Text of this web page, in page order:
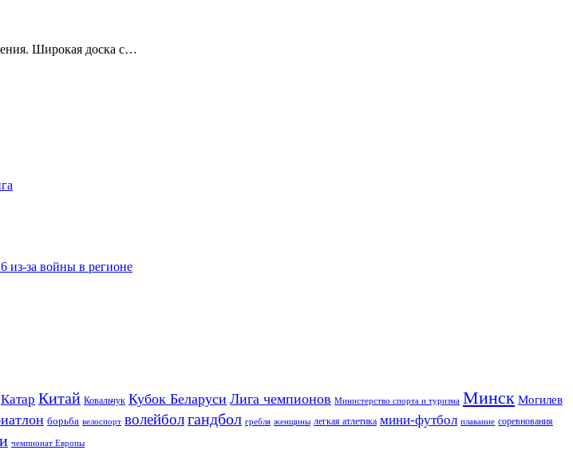
Широкая доска с…
из-за войны в регионе
Катар Китай Ковальчук Кубок Беларуси Лига чемпионов Министерство спорта и туризма Минск Могилев
борьба велоспорт волейболгандбол гребля женщины легкая атлетика мини-футбол плавание соревнования
чемпионат Европы